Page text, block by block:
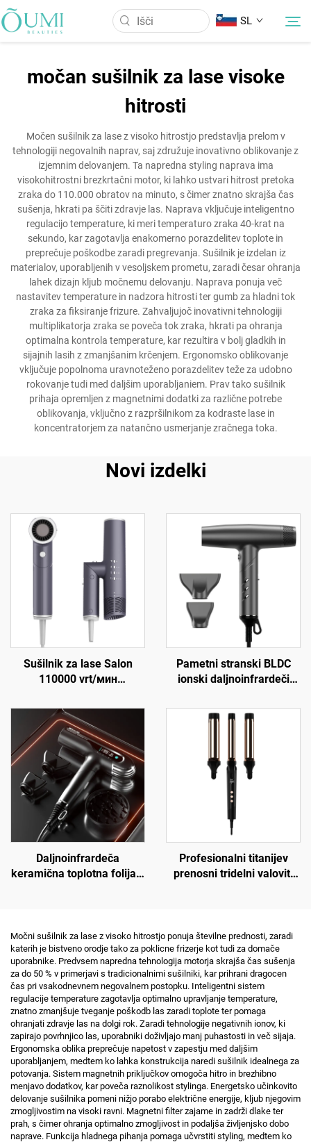
SL
Izdelki
Novice
Uporaba
Kontaktirajte nas
močan sušilnik za lase visoke
hitrosti
Močen sušilnik za lase z visoko hitrostjo predstavlja prelom v
tehnologiji negovalnih naprav, saj združuje inovativno oblikovanje z
izjemnim delovanjem. Ta napredna styling naprava ima
visokohitrostni brezkrtačni motor, ki lahko ustvari hitrost pretoka
zraka do 110.000 obratov na minuto, s čimer znatno skrajša čas
sušenja, hkrati pa ščiti zdravje las. Naprava vključuje inteligentno
regulacijo temperature, ki meri temperaturo zraka 40-krat na
sekundo, kar zagotavlja enakomerno porazdelitev toplote in
preprečuje poškodbe zaradi pregrevanja. Sušilnik je izdelan iz
materialov, uporabljenih v vesoljskem prometu, zaradi česar ohranja
lahek dizajn kljub močnemu delovanju. Naprava ponuja več
nastavitev temperature in nadzora hitrosti ter gumb za hladni tok
zraka za fiksiranje frizure. Zahvaljujoč inovativni tehnologiji
multiplikatorja zraka se poveča tok zraka, hkrati pa ohranja
optimalna kontrola temperature, kar rezultira v bolj gladkih in
sijajnih lasih z zmanjšanim krčenjem. Ergonomsko oblikovanje
vključuje popolnoma uravnoteženo porazdelitev teže za udobno
rokovanje tudi med daljšim uporabljaniem. Prav tako sušilnik
prihaja opremljen z magnetnimi dodatki za različne potrebe
oblikovanja, vključno z razpršilnikom za kodraste lase in
koncentratorjem za natančno usmerjanje zračnega toka.
Novi izdelki
Sušilnik za lase Salon
110000 vrt/мин
sušilnik z difuzorjem
Pametni stranski BLDC
ionski daljnoinfrardeči
Daljnoinfrardeča
keramična toplotna folija s
Profesionalni titanijev
prenosni tridelni valoviti
Močni sušilnik za lase z visoko hitrostjo ponuja številne prednosti, zaradi
katerih je bistveno orodje tako za poklicne frizerje kot tudi za domače
uporabnike. Predvsem napredna tehnologija motorja skrajša čas sušenja
za do 50 % v primerjavi s tradicionalnimi sušilniki, kar prihrani dragocen
čas pri vsakodnevnem negovalnem postopku. Inteligentni sistem
regulacije temperature zagotavlja optimalno upravljanje temperature,
znatno zmanjšuje tveganje poškodb las zaradi toplote ter pomaga
ohranjati zdravje las na dolgi rok. Zaradi tehnologije negativnih ionov, ki
zapirajo povrhnjico las, uporabniki doživljajo manj puhastosti in več sijaja.
Ergonomska oblika preprečuje napetost v zapestju med daljšim
uporabljanjem, medtem ko lahka konstrukcija naredi sušilnik idealnega za
potovanja. Sistem magnetnih priključkov omogoča hitro in brezhibno
menjavo dodatkov, kar poveča raznolikost stylinga. Energetsko učinkovito
delovanje sušilnika pomeni nižjo porabo električne energije, kljub njegovim
zmogljivostim na visoki ravni. Magnetni filter zajame in zadrži dlake ter
prah, s čimer ohranja optimalno zmogljivost in podaljša življenjsko dobo
naprave. Funkcija hladnega pihanja pomaga učvrstiti styling, medtem ko